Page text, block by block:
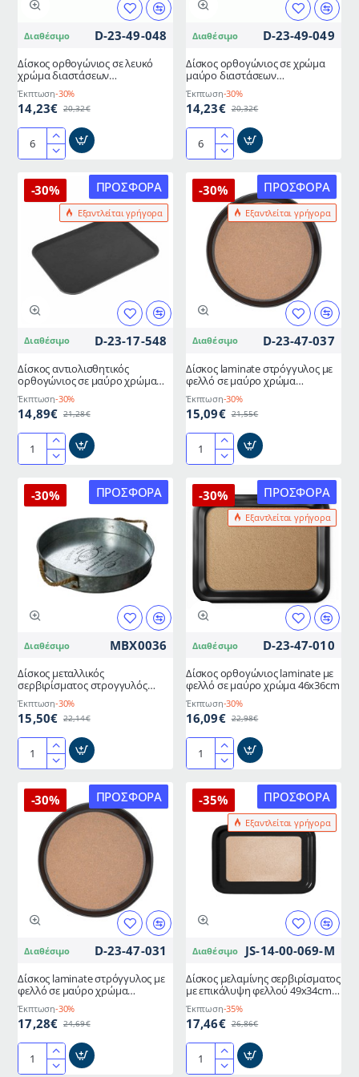
Διαθέσιμο D-23-49-048
Δίσκος ορθογώνιος σε λευκό
χρώμα διαστάσεων
50x36x1,2hcm σε συσκευασία 6
τεμαχίων
Έκπτωση-30%
14,23€ 20,32€
Δίσκος
σε
λευκό
διαστάσεων
50x36x1,2hcm
συσκευασία
τεμαχίων
Διαθέσιμο D-23-49-049
Δίσκος ορθογώνιος σε χρώμα
μαύρο διαστάσεων
50x36x1,2hcm σε συσκευασία 6
τεμαχίων
Έκπτωση-30%
14,23€ 20,32€
Δίσκος
σε
χρώμα
μαύρο
διαστάσεων
50x36x1,2hcm
συσκευασία
τεμαχίων
ΠΡΟΣΦΟΡΆ
Εξαντλείται γρήγορα
-30%
Διαθέσιμο D-23-17-548
Δίσκος αντιολισθητικός
ορθογώνιος σε μαύρο χρώμα
διαστάσεων 45x65cm
Έκπτωση-30%
14,89€ 21,28€
Δίσκος
ορθογώνιος
σε
χρώμα
διαστάσεων
45x65cm
ΠΡΟΣΦΟΡΆ
Εξαντλείται γρήγορα
-30%
Διαθέσιμο D-23-47-037
Δίσκος laminate στρόγγυλος με
φελλό σε μαύρο χρώμα
διαμέτρου 38cm
Έκπτωση-30%
15,09€ 21,55€
Δίσκος
στρόγγυλος
με
φελλό
μαύρο
χρώμα
διαμέτρου
38cm
ΠΡΟΣΦΟΡΆ
-30%
Διαθέσιμο MBX0036
Δίσκος μεταλλικός
σερβιρίσματος στρογγυλός
διαμέτρου φ35cm
Έκπτωση-30%
15,50€ 22,14€
Δίσκος
σερβιρίσματος
στρογγυλός
διαμέτρου
φ35cm
ΠΡΟΣΦΟΡΆ
Εξαντλείται γρήγορα
-30%
Διαθέσιμο D-23-47-010
Δίσκος ορθογώνιος laminate με
φελλό σε μαύρο χρώμα 46x36cm
Έκπτωση-30%
16,09€ 22,98€
Δίσκος
laminate
με
φελλό
46x36cm
ΠΡΟΣΦΟΡΆ
-30%
Διαθέσιμο D-23-47-031
Δίσκος laminate στρόγγυλος με
φελλό σε μαύρο χρώμα
διαμέτρου 43cm
Έκπτωση-30%
17,28€ 24,69€
Δίσκος
ΠΡΟΣΦΟΡΆ
Εξαντλείται γρήγορα
-35%
Διαθέσιμο JS-14-00-069-M
Δίσκος μελαμίνης σερβιρίσματος
με επικάλυψη φελλού 49x34cm
μαύρος
Έκπτωση-35%
17,46€ 26,86€
Δίσκος